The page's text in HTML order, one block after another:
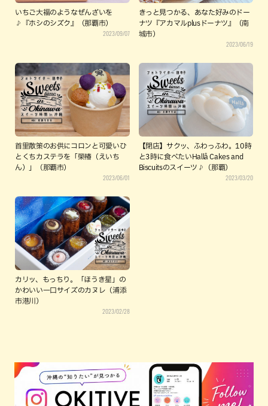
いちご大福のようなぜんざいを
♪『ホシのシズク』（那覇市）
2023/09/07
きっと見つかる、あなた好みのドー
ナツ『アカマルplusドーナツ』（南
城市）
2023/06/19
首里散策のお供にコロンと可愛いひ
とくちカステラを「榮椿（えいち
ん）」（那覇市）
2023/06/01
【閉店】サクッ、ふわっふわ。10時
と3時に食べたいHallå Cakes and
Biscuitsのスイーツ♪（那覇）
2023/03/20
カリッ、もっちり。「ほうき星」の
かわいい一口サイズのカヌレ（浦添
市港川）
2023/02/28